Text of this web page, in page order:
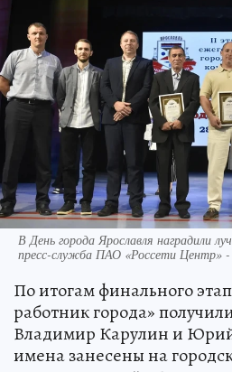
В День города Ярославля наградили
пресс-служба ПАО «Россети Центр» -
По итогам финального
работник города»
Владимир Карулин и
имена занесены на